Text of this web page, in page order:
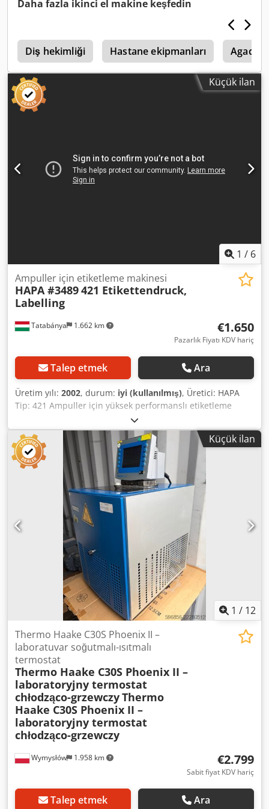
Daha fazla ikinci el makine keşfedin
Diş hekimliği Hastane ekipmanları Agados
Küçük ilan
1 / 6
Tatabánya 1.662 km
Ampuller için etiketleme makinesi
HAPA #3489421 Etikettendruck,
Labelling
€1.650
Pazarlık Fiyatı KDV hariç
Talep etmek Ara
Üretim yılı: 2002, durum: iyi (kullanılmış), Üretici: HAPA
Tip: 421 Ampuller için yüksek performanslı etiketleme
makinesi, 8 mm ila 30 mm çaplı kaplar için uygundur
18000 adet/saate kadar çıkış Etiket yüksekliği min: 15 x
28mm Crodpjcq Tm Esfx Af Uef maks: 60 x 76mm İnşaat
yılı: 2002
Küçük ilan
1 / 12
Wymysłów 1.958 km
Thermo Haake C30S Phoenix II –
laboratuvar soğutmalı-ısıtmalı
termostat
Thermo Haake C30S Phoenix II –
laboratoryjny termostat
chłodząco-grzewczyThermo
Haake C30S Phoenix II –
laboratoryjny termostat
chłodząco-grzewczy
€2.799
Sabit fiyat KDV hariç
Talep etmek Ara